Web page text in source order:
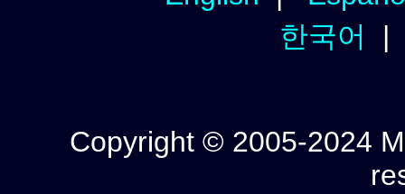
한국어
Copyright © 2005-2024